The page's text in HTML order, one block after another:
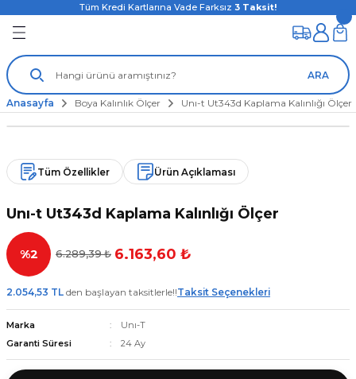
Tüm Kredi Kartlarına Vade Farksız 3 Taksit!
ARA
Anasayfa Boya Kalınlık Ölçer Unı-t Ut343d Kaplama Kalınlığı Ölçer
Tüm Özellikler Ürün Açıklaması
Unı-t Ut343d Kaplama Kalınlığı Ölçer
%2 6.289,39 ₺ 6.163,60 ₺
2.054,53 TL den başlayan taksitlerle!!Taksit Seçenekleri
Marka
Unı-T
Garanti Süresi
24 Ay